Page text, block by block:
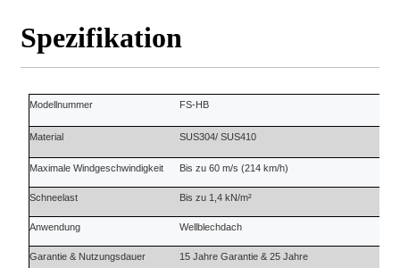
Spezifikation
Modellnummer FS-HB
Material SUS304/ SUS410
Maximale Windgeschwindigkeit Bis zu 60 m/s (214 km/h)
Schneelast Bis zu 1,4 kN/m²
Anwendung Wellblechdach
Garantie & Nutzungsdauer 15 Jahre Garantie & 25 Jahre